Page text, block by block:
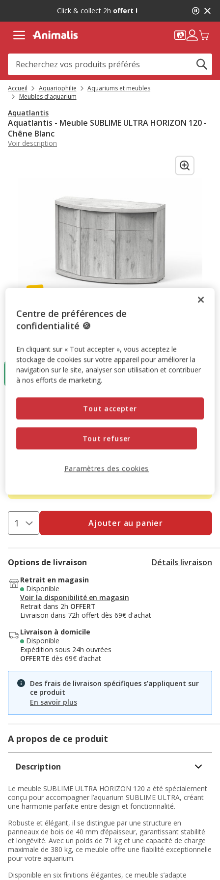
message,
Click & collect 2h offert !
Accueil Aquariophilie
Aquariums et meubles
Meubles d'aquarium
Aquatlantis
Aquatlantis - Meuble SUBLIME ULTRA HORIZON 120 -
Chêne Blanc
Voir description
Taille:120x49x83cm
120x49x83cm
449.99€
Promotion disponible
-10% sur votre première commande* avec votre Carte
Animalis. Offre non cumulable aux autres promotions en
Voir conditions
Ajouter au panier
Options de livraison Détails livraison
Retrait en magasin
Disponible
Voir la disponibilité en magasin
Retrait dans 2h OFFERT
Livraison dans 72h offert dès 69€ d'achat
Livraison à domicile
Disponible
Expédition sous 24h ouvrées
OFFERTE dès 69€ d’achat
Des frais de livraison spécifiques s’appliquent sur
ce produit
En savoir plus
A propos de ce produit
Description
Le meuble SUBLIME ULTRA HORIZON 120 a été spécialement
conçu pour accompagner l’aquarium SUBLIME ULTRA, créant
une harmonie parfaite entre design et fonctionnalité.
Robuste et élégant, il se distingue par une structure en
panneaux de bois de 40 mm d’épaisseur, garantissant stabilité
et longévité. Avec un poids de 71 kg et une capacité de charge
maximale de 380 kg, ce meuble offre une fiabilité exceptionnelle
pour votre aquarium.
Disponible en six finitions élégantes, ce meuble s’adapte
Centre de préférences de
confidentialité 🍪
En cliquant sur « Tout accepter », vous acceptez le
stockage de cookies sur votre appareil pour améliorer la
navigation sur le site, analyser son utilisation et contribuer
à nos efforts de marketing.
Tout refuser
Tout accepter
Paramètres des cookies